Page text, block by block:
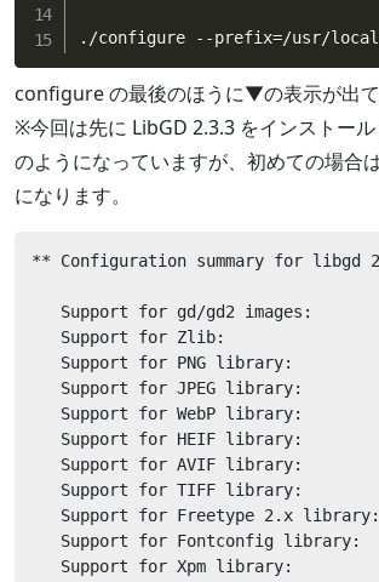
./configure --prefix=/usr/
configure の最後のほうに▼の表示が出て
※今回は先に LibGD 2.3.3 をインストー
のようになっていますが、初めての場合
になります。
** Configuration summary for libgd